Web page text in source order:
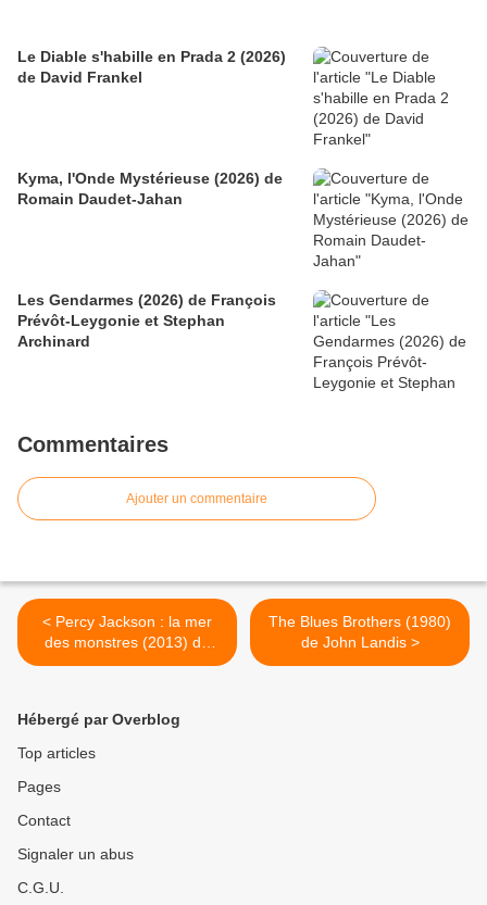
Le Diable s'habille en Prada 2 (2026)
de David Frankel
Kyma, l'Onde Mystérieuse (2026) de
Romain Daudet-Jahan
Les Gendarmes (2026) de François
Prévôt-Leygonie et Stephan
Archinard
Commentaires
Ajouter un commentaire
< Percy Jackson : la mer
des monstres (2013) de
Thor Freudenthal
The Blues Brothers (1980)
de John Landis >
Hébergé par Overblog
Top articles
Pages
Contact
Signaler un abus
C.G.U.